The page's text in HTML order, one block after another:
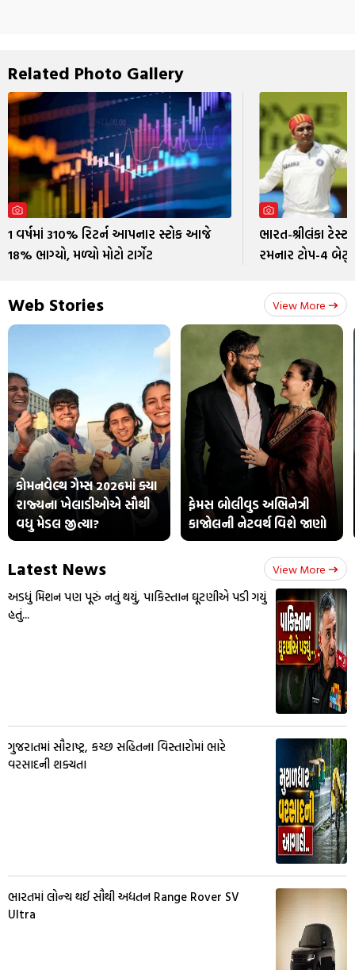
Related Photo Gallery
1 વર્ષમાં 310% રિટર્ન આપનાર સ્ટોક આજે
18% ભાગ્યો, મળ્યો મોટો ટાર્ગેટ
ભારત-શ્રીલંકા
રમનાર ટોપ-4
Web Stories View More
કોમનવેલ્થ ગેમ્સ 2026માં ક્યા
રાજ્યના ખેલાડીઓએ સૌથી
વધુ મેડલ જીત્યા?
ફેમસ બોલીવુડ અભિનેત્રી
કાજોલની નેટવર્થ વિશે જાણો
Latest News View More
અડધું મિશન પણ પૂરું નતું થયું, પાકિસ્તાન ઘૂટણીએ પડી ગયું
હતું...
ગુજરાતમાં સૌરાષ્ટ્ર, કચ્છ સહિતના વિસ્તારોમાં ભારે
વરસાદની શક્યતા
ભારતમાં લોન્ચ થઈ સૌથી અદ્યતન Range Rover SV
Ultra